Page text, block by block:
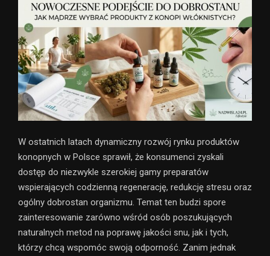
W ostatnich latach dynamiczny rozwój rynku produktów
konopnych w Polsce sprawił, że konsumenci zyskali
dostęp do niezwykle szerokiej gamy preparatów
wspierających codzienną regenerację, redukcję stresu oraz
ogólny dobrostan organizmu. Temat ten budzi spore
zainteresowanie zarówno wśród osób poszukujących
naturalnych metod na poprawę jakości snu, jak i tych,
którzy chcą wspomóc swoją odporność. Zanim jednak